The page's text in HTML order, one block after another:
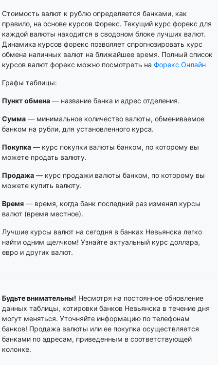
Стоимость валют к рублю определяется банками, как
правило, на основе курсов Форекс. Текущий курс форекс для
каждой валюты находится в сводоном блоке лучших валют.
Динамика курсов форекс позволяет спрогнозировать курс
обмена наличных валют на ближайшее время. Полный список
курсов валют форекс можно посмотреть на Форекс Онлайн
Графы таблицы:
Пункт обмена — название банка и адрес отделения.
Сумма — минимальное количество валюты, обмениваемое
банком на рубли, для установленного курса.
Покупка — курс покупки валюты банком, по которому вы
можете продать валюту.
Продажа — курс продажи валюты банком, по которому вы
можете купить валюту.
Время — время, когда банк последний раз изменял курсы
валют (время местное).
Лучшие курсы валют на сегодня в банках Невьянска легко
найти одним щелчком! Узнайте актуальный курс доллара,
евро и других валют.
Будьте внимательны! Несмотря на постоянное обновление
данных таблицы, котировки банков Невьянска в течение дня
могут меняться. Уточняйте информацию по телефонам
банков! Продажа валюты или ее покупка осуществляется
банками по адресам, приведенным в соответствующей
колонке.